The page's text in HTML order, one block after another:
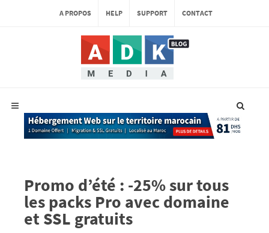
A PROPOS HELP SUPPORT CONTACT
Promo d’été : -25% sur tous
les packs Pro avec domaine
et SSL gratuits